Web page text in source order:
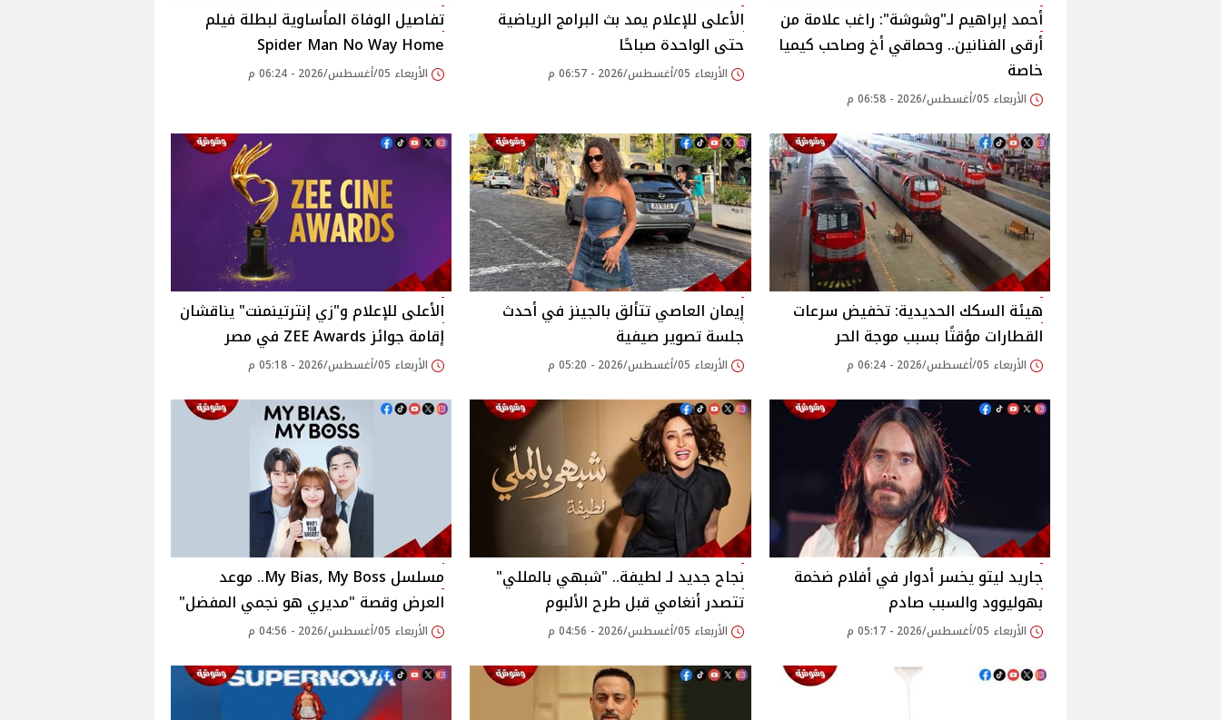
أحمد إبراهيم لـ"وشوشة": راغب علامة من
أرقى الفنانين.. وحماقي أخ وصاحب كيميا
خاصة
الأربعاء 05/أغسطس/2026 - 06:58 م
الأعلى للإعلام يمد بث البرامج الرياضية
حتى الواحدة صباحًا
الأربعاء 05/أغسطس/2026 - 06:57 م
تفاصيل الوفاة المأساوية لبطلة فيلم
Spider Man No Way Home
الأربعاء 05/أغسطس/2026 - 06:24 م
هيئة السكك الحديدية: تخفيض سرعات
القطارات مؤقتًا بسبب موجة الحر
الأربعاء 05/أغسطس/2026 - 06:24 م
إيمان العاصي تتألق بالجينز في أحدث
جلسة تصوير صيفية
الأربعاء 05/أغسطس/2026 - 05:20 م
الأعلى للإعلام و"زي إنترتينمنت" يناقشان
إقامة جوائز ZEE Awards في مصر
الأربعاء 05/أغسطس/2026 - 05:18 م
جاريد ليتو يخسر أدوار في أفلام ضخمة
بهوليوود والسبب صادم
الأربعاء 05/أغسطس/2026 - 05:17 م
نجاح جديد لـ لطيفة.. "شبهي بالمللي"
تتصدر أنغامي قبل طرح الألبوم
الأربعاء 05/أغسطس/2026 - 04:56 م
مسلسل My Bias, My Boss.. موعد
العرض وقصة "مديري هو نجمي المفضل"
الأربعاء 05/أغسطس/2026 - 04:56 م